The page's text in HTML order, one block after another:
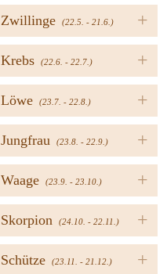
+
Zwillinge (22.5. - 21.6.)
+
Krebs (22.6. - 22.7.)
+
Löwe (23.7. - 22.8.)
+
Jungfrau (23.8. - 22.9.)
+
Waage (23.9. - 23.10.)
+
Skorpion (24.10. - 22.11.)
+
Schütze (23.11. - 21.12.)